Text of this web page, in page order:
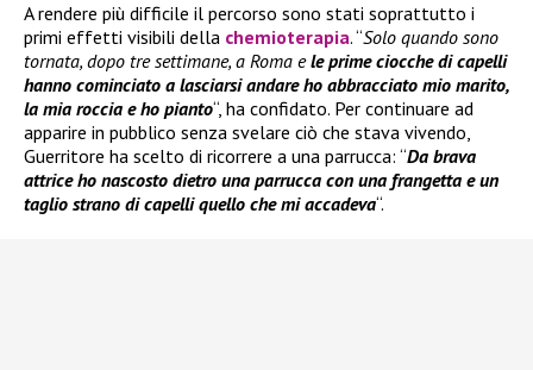
A rendere più difficile il percorso sono stati soprattutto i
primi effetti visibili della chemioterapia. “Solo quando sono
tornata, dopo tre settimane, a Roma ele prime ciocche di capelli
hanno cominciato a lasciarsi andare ho abbracciato mio marito,
la mia roccia e ho pianto“, ha confidato. Per continuare ad
apparire in pubblico senza svelare ciò che stava vivendo,
Guerritore ha scelto di ricorrere a una parrucca: “Da brava
attrice ho nascosto dietro una parrucca con una frangetta e un
taglio strano di capelli quello che mi accadeva“.